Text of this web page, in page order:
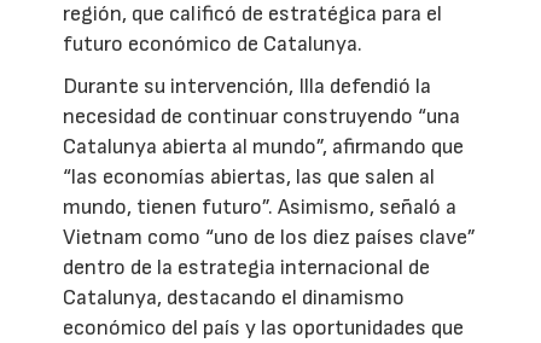
región, que calificó de estratégica para el
futuro económico de Catalunya.
Durante su intervención, Illa defendió la
necesidad de continuar construyendo “una
Catalunya abierta al mundo”, afirmando que
“las economías abiertas, las que salen al
mundo, tienen futuro”. Asimismo, señaló a
Vietnam como “uno de los diez países clave”
dentro de la estrategia internacional de
Catalunya, destacando el dinamismo
económico del país y las oportunidades que